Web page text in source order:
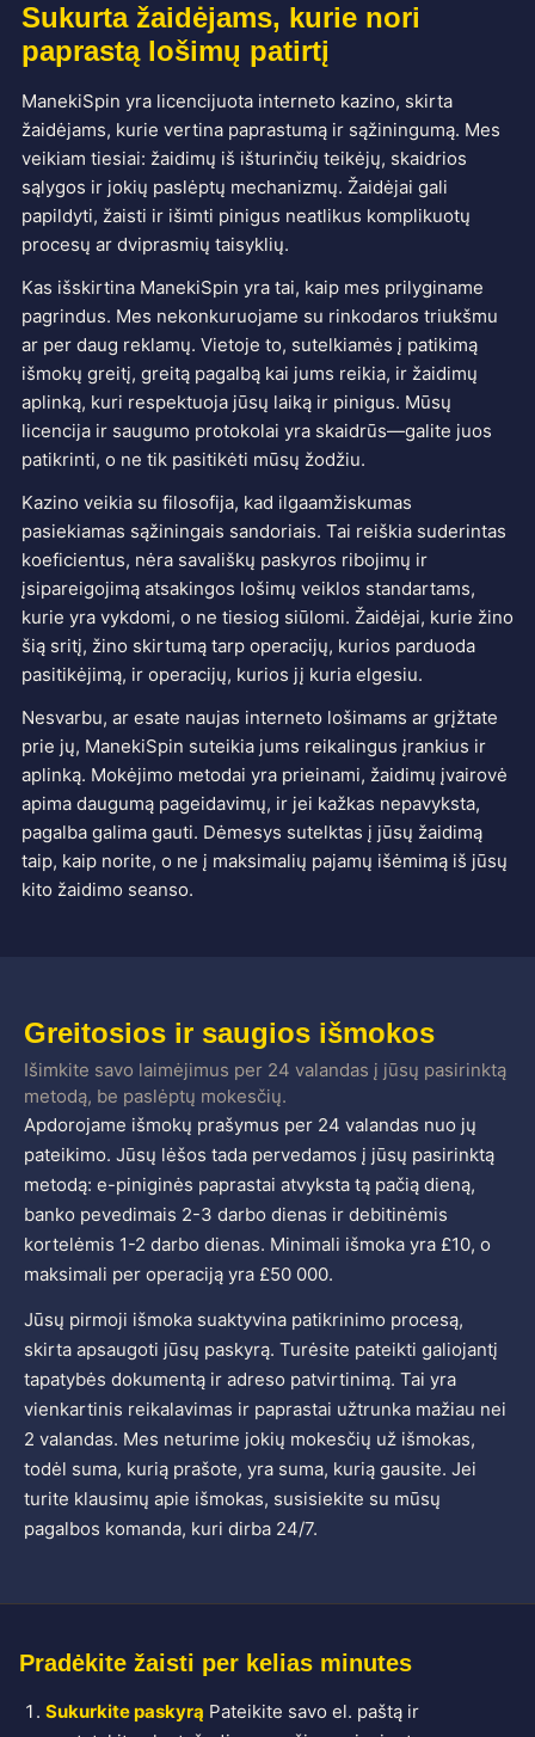
Sukurta žaidėjams, kurie nori
paprastą lošimų patirtį
ManekiSpin yra licencijuota interneto kazino, skirta
žaidėjams, kurie vertina paprastumą ir sąžiningumą. Mes
veikiam tiesiai: žaidimų iš išturinčių teikėjų, skaidrios
sąlygos ir jokių paslėptų mechanizmų. Žaidėjai gali
papildyti, žaisti ir išimti pinigus neatlikus komplikuotų
procesų ar dviprasmių taisyklių.
Kas išskirtina ManekiSpin yra tai, kaip mes prilyginame
pagrindus. Mes nekonkuruojame su rinkodaros triukšmu
ar per daug reklamų. Vietoje to, sutelkiamės į patikimą
išmokų greitį, greitą pagalbą kai jums reikia, ir žaidimų
aplinką, kuri respektuoja jūsų laiką ir pinigus. Mūsų
licencija ir saugumo protokolai yra skaidrūs—galite juos
patikrinti, o ne tik pasitikėti mūsų žodžiu.
Kazino veikia su filosofija, kad ilgaamžiskumas
pasiekiamas sąžiningais sandoriais. Tai reiškia suderintas
koeficientus, nėra savališkų paskyros ribojimų ir
įsipareigojimą atsakingos lošimų veiklos standartams,
kurie yra vykdomi, o ne tiesiog siūlomi. Žaidėjai, kurie žino
šią sritį, žino skirtumą tarp operacijų, kurios parduoda
pasitikėjimą, ir operacijų, kurios jį kuria elgesiu.
Nesvarbu, ar esate naujas interneto lošimams ar grįžtate
prie jų, ManekiSpin suteikia jums reikalingus įrankius ir
aplinką. Mokėjimo metodai yra prieinami, žaidimų įvairovė
apima daugumą pageidavimų, ir jei kažkas nepavyksta,
pagalba galima gauti. Dėmesys sutelktas į jūsų žaidimą
taip, kaip norite, o ne į maksimalių pajamų išėmimą iš jūsų
kito žaidimo seanso.
Greitosios ir saugios išmokos
Išimkite savo laimėjimus per 24 valandas į jūsų pasirinktą
metodą, be paslėptų mokesčių.
Apdorojame išmokų prašymus per 24 valandas nuo jų
pateikimo. Jūsų lėšos tada pervedamos į jūsų pasirinktą
metodą: e-piniginės paprastai atvyksta tą pačią dieną,
banko pevedimais 2-3 darbo dienas ir debitinėmis
kortelėmis 1-2 darbo dienas. Minimali išmoka yra £10, o
maksimali per operaciją yra £50 000.
Jūsų pirmoji išmoka suaktyvina patikrinimo procesą,
skirta apsaugoti jūsų paskyrą. Turėsite pateikti galiojantį
tapatybės dokumentą ir adreso patvirtinimą. Tai yra
vienkartinis reikalavimas ir paprastai užtrunka mažiau nei
2 valandas. Mes neturime jokių mokesčių už išmokas,
todėl suma, kurią prašote, yra suma, kurią gausite. Jei
turite klausimų apie išmokas, susisiekite su mūsų
pagalbos komanda, kuri dirba 24/7.
Pradėkite žaisti per kelias minutes
Sukurkite paskyrą Pateikite savo el. paštą ir